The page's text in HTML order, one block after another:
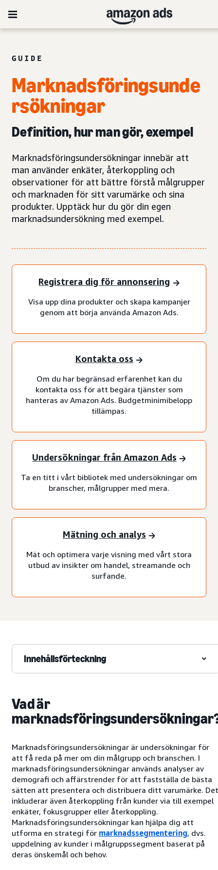
GUIDE
Marknadsföringsunde
rsökningar
Definition, hur man gör, exempel
Marknadsföringsundersökningar innebär att
man använder enkäter, återkoppling och
observationer för att bättre förstå målgrupper
och marknaden för sitt varumärke och sina
produkter. Upptäck hur du gör din egen
marknadsundersökning med exempel.
Registrera dig för annonsering
Visa upp dina produkter och skapa kampanjer
genom att börja använda Amazon Ads.
Kontakta oss
Om du har begränsad erfarenhet kan du
kontakta oss för att begära tjänster som
hanteras av Amazon Ads. Budgetminimibelopp
tillämpas.
Undersökningar från Amazon Ads
Ta en titt i vårt bibliotek med undersökningar om
branscher, målgrupper med mera.
Mätning och analys
Mät och optimera varje visning med vårt stora
utbud av insikter om handel, streamande och
surfande.
Innehållsförteckning
Vad är
Marknadsföringsundersökningar är undersökningar för
att få reda på mer om din målgrupp och branschen. I
marknadsföringsundersökningar används analyser av
demografi och affärstrender för att fastställa de bästa
sätten att presentera och distribuera ditt varumärke. Det
inkluderar även återkoppling från kunder via till exempel
enkäter, fokusgrupper eller återkoppling.
Marknadsföringsundersökningar kan hjälpa dig att
utforma en strategi för marknadssegmentering, dvs.
uppdelning av kunder i målgruppssegment baserat på
deras önskemål och behov.